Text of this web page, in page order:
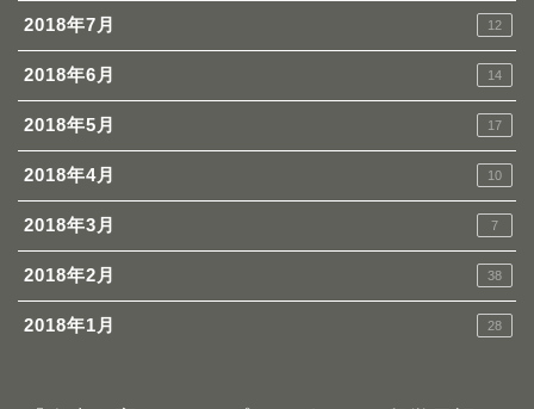
2018年7月 12
2018年6月 14
2018年5月 17
2018年4月 10
2018年3月 7
2018年2月 38
2018年1月 28